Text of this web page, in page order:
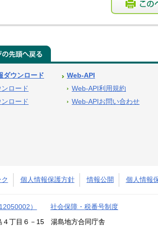
ダウンロード
ロード
ロード
Web-API
Web-API利用規約
Web-APIお問い合わせ
個人情報保護方針 情報公開 個人情報
） 社会保障・税番号制度
４丁目６－15 湯島地方合同庁舎